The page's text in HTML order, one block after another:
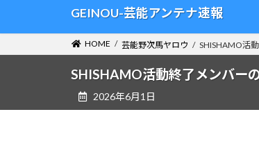
テ
ゲ
GEINOU-芸能アンテナ速報
HOME 芸能野次馬ヤロウ SHISHAMO活
SHISHAMO活動終了メンバー
2026年6月1日